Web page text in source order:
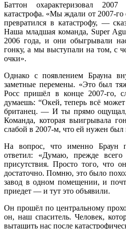
Баттон охарактеризовал
катастрофа. «Мы ждали от 2007-го
превратился в катастрофу, —
Наша младшая команда, Super
2006 года, и они обыгрывали
гонку, а мы выступали на том, с
очки».
Однако с появлением Брауна
заметные перемены. «Это был
Росс пришёл в конце 2007-го,
думаешь: “Окей, теперь всё
британец. — И ты прямо ощущал,
Команда, которая выигрывала
слабой в 2007-м, что ей нужен
На вопрос, что именно Браун
ответил: «Думаю, прежде
присутствия. Просто того, что
достаточно. Помню, это было
завод в одном помещении, и
приедет — и тут это объявили.
Он прошёл по центральному
он, наш спаситель. Человек,
вытащить нас после